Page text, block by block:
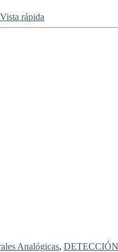
Vista rápida
Analógicas,